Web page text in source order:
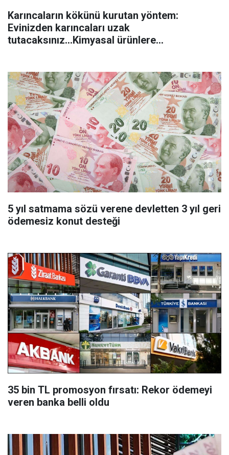
Karıncaların kökünü kurutan yöntem:
Evinizden karıncaları uzak
tutacaksınız...Kimyasal ürünlere
5 yıl satmama sözü verene devletten 3 yıl geri
ödemesiz konut desteği
35 bin TL promosyon fırsatı: Rekor ödemeyi
veren banka belli oldu